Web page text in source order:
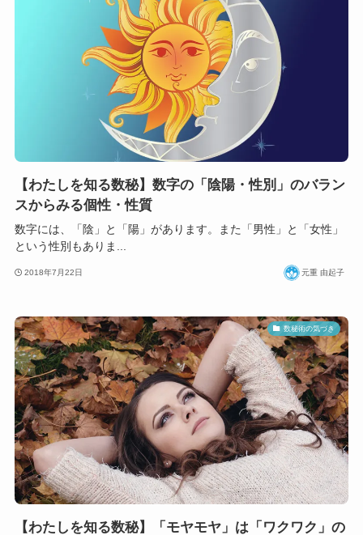
【わたしを知る数秘】数字の「陰陽・性別」のバラン
スからみる個性・性質
数字には、「陰」と「陽」があります。また「男性」と「女性」
という性別もありま...
2018年7月22日 元重 由起子
数秘術の気づき
【わたしを知る数秘】「モヤモヤ」は「ワクワク」の